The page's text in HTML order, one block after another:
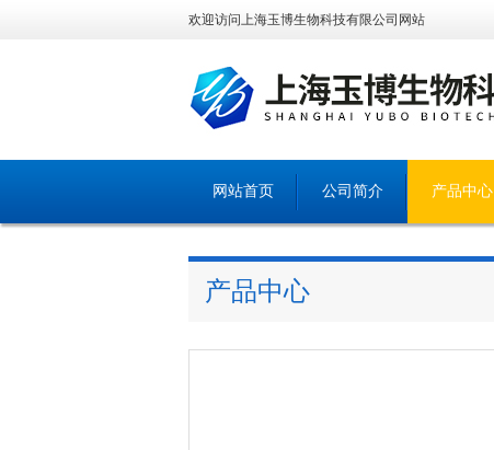
欢迎访问上海玉博生物科技有限公司网站
网站首页 公司简介 产品中心
产品中心